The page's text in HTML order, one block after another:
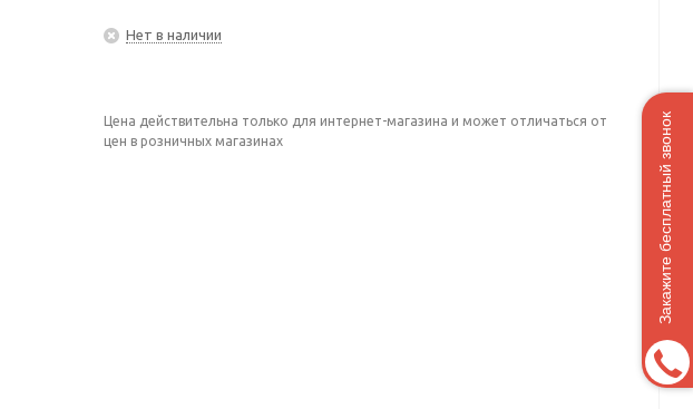
Нет в наличии
Цена действительна только для интернет-магазина и может отличаться от
цен в розничных магазинах
Закажите бесплатный звонок